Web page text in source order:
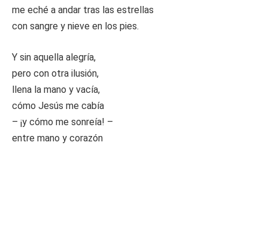
me eché a andar tras las estrellas
con sangre y nieve en los pies.
Y sin aquella alegría,
pero con otra ilusión,
llena la mano y vacía,
cómo Jesús me cabía
– ¡y cómo me sonreía! –
entre mano y corazón